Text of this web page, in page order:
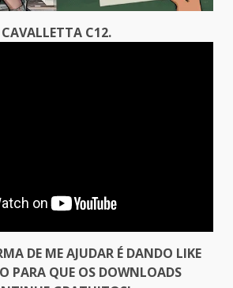
CAVALLETTA C12.
DE ME AJUDAR É DANDO LIKE
PARA QUE OS DOWNLOADS